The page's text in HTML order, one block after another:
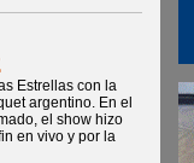
Estrellas con la
argentino. En el
el show hizo
en vivo y por la